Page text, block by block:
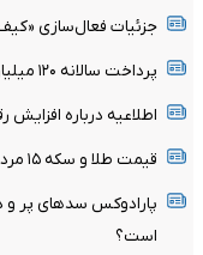
جزئیات فعال‌سازی
پرداخت سالانه ۱۲۰ میلیارد دلار یارانه انرژی
اطلاعیه درباره
قیمت طلا و سکه ۱۵ مرداد اعلام شد
است؟